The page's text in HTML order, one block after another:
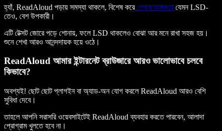
হ্যাঁ, ReadAloud পড়ায় সমস্যা থাকলে, বিশেষ করেশেখার অক্ষমতা যেমন LSD-
তেও, বেশ উপকারী।
এটি টেক্সট জোরে পড়ে শোনায়, ফলে LSD থাকলেও বোঝা আর মনে রাখা সহজ হয়।
শুনে শেখা আরও আনন্দদায়ক হয়ে ওঠে।
ReadAloud আমার ইন্টারনেট ব্রাউজারে আরও ভালোভাবে চলবে
কিভাবে?
অবশ্যই! ছোট ছোট প্লাগইন বা অ্যাড-অন যোগ করলে ReadAloud আরও বেশি
সুবিধা দেবে।
তাহলে আপনি সরাসরি ওয়েবসাইটেই ReadAloud ব্যবহার করতে পারবেন, আলাদা
প্রোগ্রাম খুলতে হবে না।